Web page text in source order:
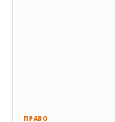
ПРАВО